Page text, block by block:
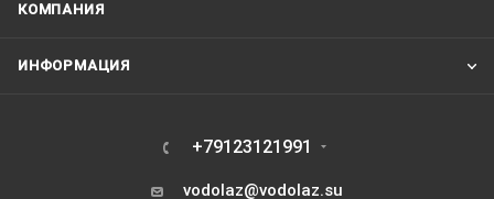
КОМПАНИЯ
ИНФОРМАЦИЯ
+79123121991
vodolaz@vodolaz.su